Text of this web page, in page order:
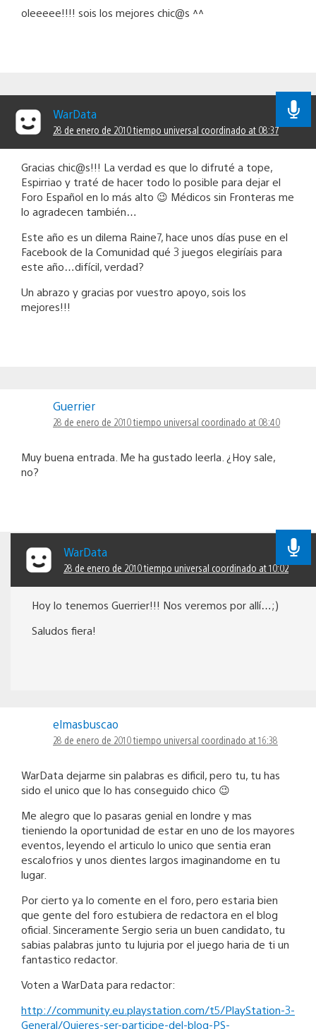
oleeeee!!!! sois los mejores chic@s ^^
WarData
28 de enero de 2010 tiempo universal coordinado at 08:37
Gracias chic@s!!! La verdad es que lo difruté a tope,
Espirriao y traté de hacer todo lo posible para dejar el
Foro Español en lo más alto 😉 Médicos sin Fronteras me
lo agradecen también…
Este año es un dilema Raine7, hace unos días puse en el
Facebook de la Comunidad qué 3 juegos elegiríais para
este año…difícil, verdad?
Un abrazo y gracias por vuestro apoyo, sois los
mejores!!!
Guerrier
28 de enero de 2010 tiempo universal coordinado at 08:40
Muy buena entrada. Me ha gustado leerla. ¿Hoy sale,
no?
WarData
28 de enero de 2010 tiempo universal coordinado at 10:02
Hoy lo tenemos Guerrier!!! Nos veremos por allí…;)
Saludos fiera!
elmasbuscao
28 de enero de 2010 tiempo universal coordinado at 16:38
WarData dejarme sin palabras es dificil, pero tu, tu has
sido el unico que lo has conseguido chico 😉
Me alegro que lo pasaras genial en londre y mas
tieniendo la oportunidad de estar en uno de los mayores
eventos, leyendo el articulo lo unico que sentia eran
escalofrios y unos dientes largos imaginandome en tu
lugar.
Por cierto ya lo comente en el foro, pero estaria bien
que gente del foro estubiera de redactora en el blog
oficial. Sinceramente Sergio seria un buen candidato, tu
sabias palabras junto tu lujuria por el juego haria de ti un
fantastico redactor.
Voten a WarData para redactor:
http://community.eu.playstation.com/t5/PlayStation-3-
General/Quieres-ser-participe-del-blog-PS-